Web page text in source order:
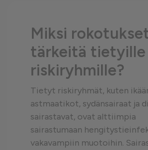
Miksi
tärkeitä tietyille
riskiryhmille?
Tietyt riskiryhmät, kuten
astmaatikot, sydänsairaat ja
sairastavat, ovat alttiimpia
sairastumaan
vakavampiin muotoihin.